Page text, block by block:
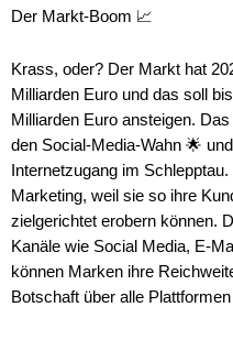
Der Markt-Boom 📈
Krass, oder? Der Markt hat
Milliarden Euro und das soll
Milliarden Euro ansteigen.
den Social-Media-Wahn 🌟
Internetzugang im
Marketing, weil sie so ihre
zielgerichtet erobern können.
Kanäle wie Social Media, E-
können Marken ihre
Botschaft über alle